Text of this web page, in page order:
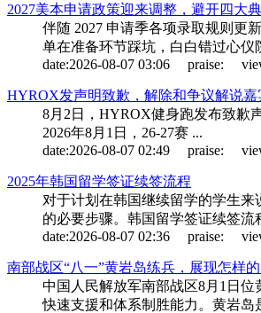
2027美本申请政策迎来调整，避开四大
伴随 2027 申请季各项录取规则更
单在准备环节踩坑，白白错过心仪
date:2026-08-07 03:06 praise:
HYROX发声明致歉，解除和争议解说嘉
8月2日，HYROX健身跑发布致歉
2026年8月1日，26-27赛 ...
date:2026-08-07 02:49 praise:
2025年韩国留学签证续签流程
对于计划在韩国继续留学的学生
的必要步骤。韩国留学签证续签流
date:2026-08-07 02:36 praise:
南部战区“八一”黄岩岛练兵，展现怎样
中国人民解放军南部战区8月1日
快速支援和体系制胜能力。黄岩岛